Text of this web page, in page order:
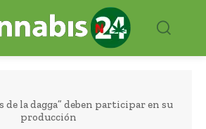
de la dagga” deben participar en su
producción